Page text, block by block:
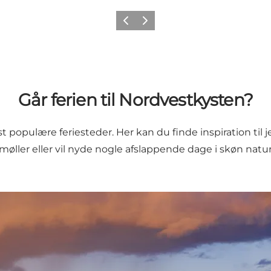
ForrigeNæste
Går ferien til Nordvestkysten?
populære feriesteder. Her kan du finde inspiration
eller vil nyde nogle afslappende dage i skøn